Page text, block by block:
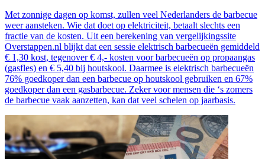
Met zonnige dagen op komst, zullen veel Nederlanders de barbecue
weer aansteken. Wie dat doet op elektriciteit, betaalt slechts een
fractie van de kosten. Uit een berekening van vergelijkingssite
Overstappen.nl blijkt dat een sessie elektrisch barbecueën gemiddeld
€ 1,30 kost, tegenover € 4,- kosten voor barbecueën op propaangas
(gasfles) en € 5,40 bij houtskool. Daarmee is elektrisch barbecueën
76% goedkoper dan een barbecue op houtskool gebruiken en 67%
goedkoper dan een gasbarbecue. Zeker voor mensen die ‘s zomers
de barbecue vaak aanzetten, kan dat veel schelen op jaarbasis.